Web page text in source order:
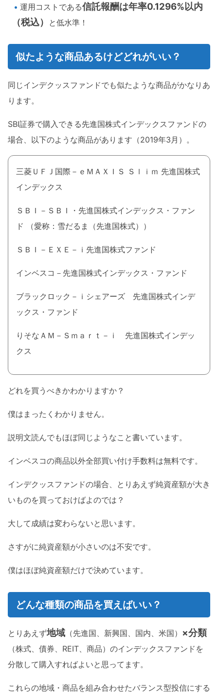
運用コストである信託報酬は年率0.1296%以内
（税込）
と低水準！
似たような商品あるけどどれがいい？
同じインデクッスファンドでも似たような商品がかなりあ
ります。
SBI証券で購入できる先進国株式インデックスファンドの
場合、以下のような商品があります（2019年3月）。
三菱ＵＦＪ国際－ｅＭＡＸＩＳ Ｓｌｉｍ 先進国株式
インデックス
ＳＢＩ－ＳＢＩ・先進国株式インデックス・ファン
ド （愛称：雪だるま（先進国株式））
ＳＢＩ－ＥＸＥ－ｉ先進国株式ファンド
インベスコ－先進国株式インデックス・ファンド
ブラックロック－ｉシェアーズ 先進国株式インデ
ックス・ファンド
りそなＡＭ－Ｓｍａｒｔ－ｉ 先進国株式インデッ
クス
どれを買うべきかわかりますか？
僕はまったくわかりません。
説明文読んでもほぼ同じようなこと書いています。
インベスコの商品以外全部買い付け手数料は無料です。
インデクッスファンドの場合、とりあえず純資産額が大き
いものを買っておけばよのでは？
大して成績は変わらないと思います。
さすがに純資産額が小さいのは不安です。
僕はほぼ純資産額だけで決めています。
どんな種類の商品を買えばいい？
とりあえず地域 （先進国、新興国、国内、米国） ×分類
（株式、債券、REIT、商品）のインデックスファンドを
分散して購入すればよいと思ってます。
これらの地域・商品を組み合わせたバランス型投信にする